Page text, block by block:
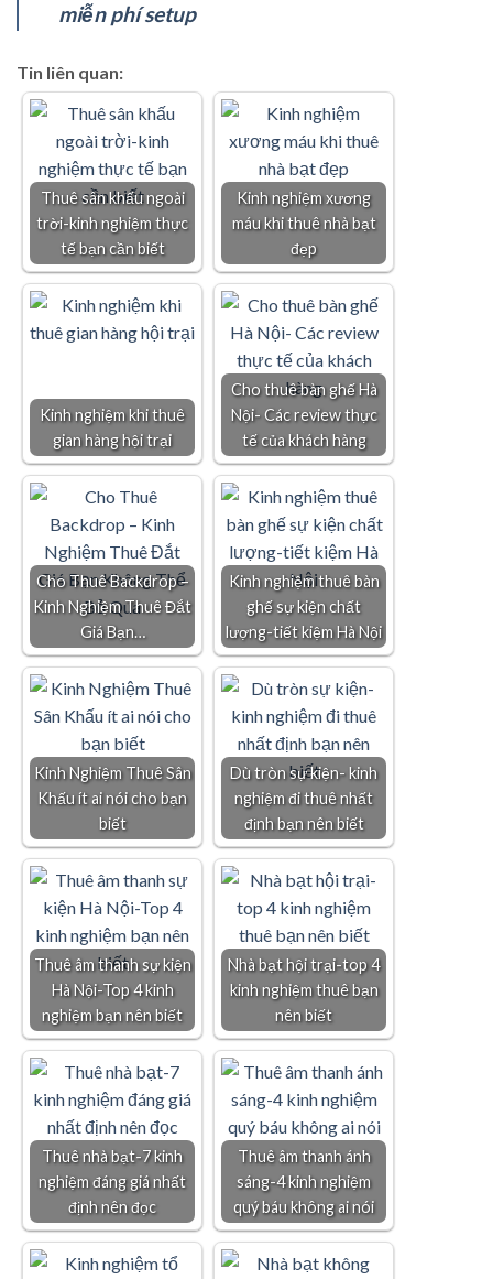
miễn phí setup
Tin liên quan:
Thuê sân khấu ngoài
trời-kinh nghiệm thực
tế bạn cần biết
Kinh nghiệm xương
máu khi thuê nhà bạt
đẹp
Kinh nghiệm khi thuê
gian hàng hội trại
Cho thuê bàn ghế Hà
Nội- Các review thực
tế của khách hàng
Cho Thuê Backdrop –
Kinh Nghiệm Thuê Đắt
Giá Bạn…
Kinh nghiệm thuê bàn
ghế sự kiện chất
lượng-tiết kiệm Hà Nội
Kinh Nghiệm Thuê Sân
Khấu ít ai nói cho bạn
biết
Dù tròn sự kiện- kinh
nghiệm đi thuê nhất
định bạn nên biết
Thuê âm thanh sự kiện
Hà Nội-Top 4 kinh
nghiệm bạn nên biết
Nhà bạt hội trại-top 4
kinh nghiệm thuê bạn
nên biết
Thuê nhà bạt-7 kinh
nghiệm đáng giá nhất
định nên đọc
Thuê âm thanh ánh
sáng-4 kinh nghiệm
quý báu không ai nói